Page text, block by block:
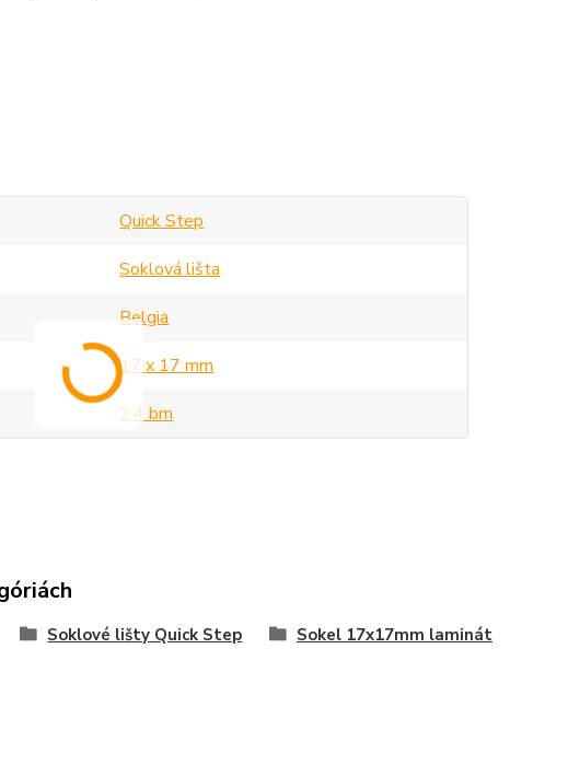
Quick Step
Soklová lišta
Belgia
17 x 17 mm
2,4 bm
Soklové lišty Quick Step Sokel 17x17mm laminát